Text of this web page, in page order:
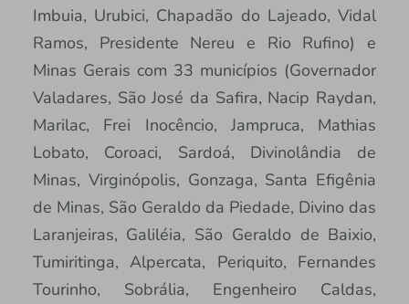
Imbuia, Urubici, Chapadão do Lajeado, Vidal
Ramos, Presidente Nereu e Rio Rufino) e
Minas Gerais com 33 municípios (Governador
Valadares, São José da Safira, Nacip Raydan,
Marilac, Frei Inocêncio, Jampruca, Mathias
Lobato, Coroaci, Sardoá, Divinolândia de
Minas, Virginópolis, Gonzaga, Santa Efigênia
de Minas, São Geraldo da Piedade, Divino das
Laranjeiras, Galiléia, São Geraldo de Baixio,
Tumiritinga, Alpercata, Periquito, Fernandes
Tourinho, Sobrália, Engenheiro Caldas,